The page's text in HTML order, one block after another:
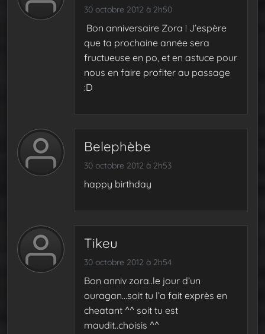
30 octobre 2012 à 2h50
Bon anniversaire Zora ! J’espère
que ta prochaine année sera
fructueuse en po, et en astuce pour
nous en faire profiter au passage
:D
Belephèbe
30 octobre 2012 à 2h53
happy birthday
Tikeu
30 octobre 2012 à 2h54
Bon anniv zora..le jour d’un
ouragan…soit tu l’a fait exprès en
cheatant ^^ soit tu est
maudit..choisis ^^